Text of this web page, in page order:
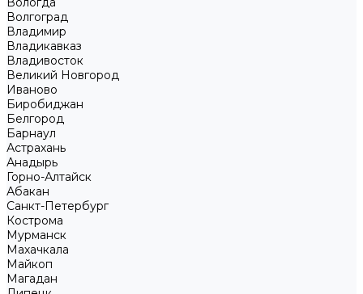
Волгоград
Владимир
Владикавказ
Владивосток
Великий Новгород
Иваново
Биробиджан
Белгород
Барнаул
Астрахань
Анадырь
Горно-Алтайск
Абакан
Санкт-Петербург
Кострома
Мурманск
Махачкала
Майкоп
Магадан